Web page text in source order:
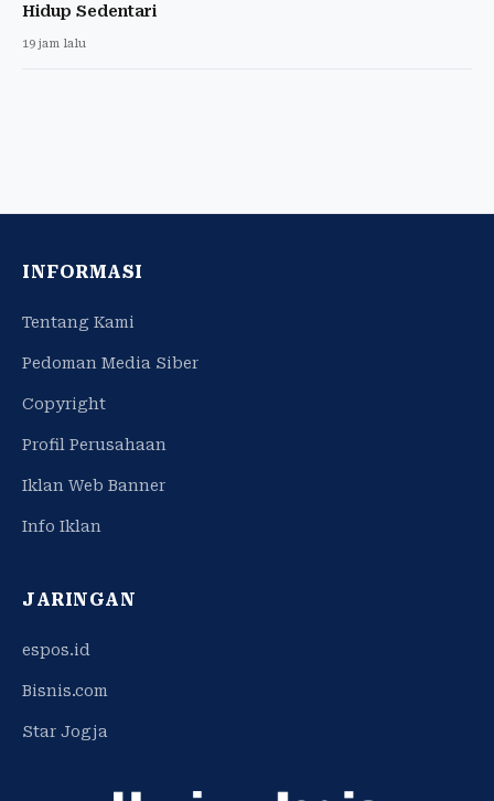
Hidup Sedentari
19 jam lalu
INFORMASI
Tentang Kami
Pedoman Media Siber
Copyright
Profil Perusahaan
Iklan Web Banner
Info Iklan
JARINGAN
espos.id
Bisnis.com
Star Jogja